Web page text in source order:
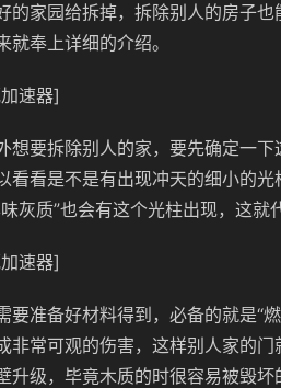
的家园给拆掉，拆除别人的房子
就奉上详细的介绍。
速器]
想要拆除别人的家，要先确定一
看看是不是有出现冲天的细小的光
灰质”也会有这个光柱出现，这就
速器]
要准备好材料得到，必备的就是“
非常可观的伤害，这样别人家的
升级，毕竟木质的时很容易被毁坏